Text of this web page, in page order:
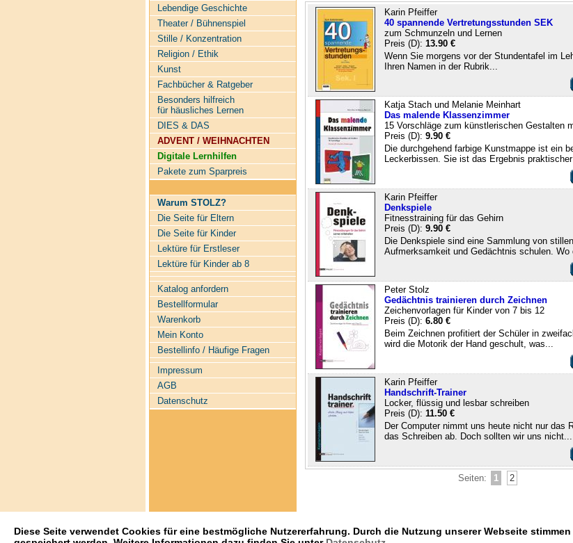
Diese Seite verwendet Cookies für eine bestmögliche Nutzererfahrung. Durch die Nutzung unserer Webseite
Lebendige Geschichte
Theater / Bühnenspiel
Stille / Konzentration
Religion / Ethik
Kunst
Fachbücher & Ratgeber
Besonders hilfreich
für häusliches Lernen
DIES & DAS
ADVENT / WEIHNACHTEN
Digitale Lernhilfen
Pakete zum Sparpreis
Warum STOLZ?
Die Seite für Eltern
Die Seite für Kinder
Lektüre für Erstleser
Lektüre für Kinder ab 8
Katalog anfordern
Bestellformular
Warenkorb
Mein Konto
Bestellinfo / Häufige Fragen
Impressum
AGB
Datenschutz
Karin Pfeiffer
40 spannende Vertretungsstunden SEK
zum Schmunzeln und Lernen
Preis (D): 13.90 €
Wenn Sie morgens vor der Stundentafel im
Ihren Namen in der Rubrik...
Katja Stach und Melanie Meinhart
Das malende Klassenzimmer
15 Vorschläge zum künstlerischen Gestalten
Preis (D): 9.90 €
Die durchgehend farbige Kunstmappe ist ein
Leckerbissen. Sie ist das Ergebnis praktischer
Karin Pfeiffer
Denkspiele
Fitnesstraining für das Gehirn
Preis (D): 9.90 €
Die Denkspiele sind eine Sammlung von
Aufmerksamkeit und Gedächtnis schulen. Wo
Peter Stolz
Gedächtnis trainieren durch Zeichnen
Zeichenvorlagen für Kinder von 7 bis 12
Preis (D): 6.80 €
Beim Zeichnen profitiert der Schüler in
wird die Motorik der Hand geschult, was...
Karin Pfeiffer
Handschrift-Trainer
Locker, flüssig und lesbar schreiben
Preis (D): 11.50 €
Der Computer nimmt uns heute nicht nur das
das Schreiben ab. Doch sollten wir uns nicht...
Seiten: 1 2
[Seite weiterempfehlen |Seite zu Favoriten hinzufügen|